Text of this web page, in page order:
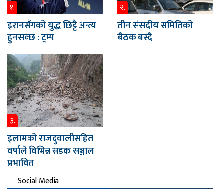
१.
इरानसँगको युद्ध छिट्टै अन्त्य
हुनसक्छ : ट्रम्प
२.
तीन संसदीय समितिको
बैठक बस्दै
३.
इलामको राजदुवालीसहित
वर्षाले विभिन्न सडक सञ्जाल
प्रभावित
Social Media